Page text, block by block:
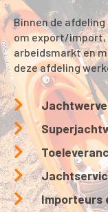
Binnen de
om export/
arbeidsmarkt en
deze afdeling
Importeurs